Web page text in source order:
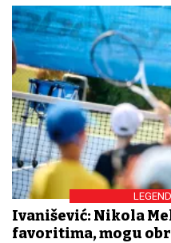
Ivanišević: Nikola
favoritima, mogu